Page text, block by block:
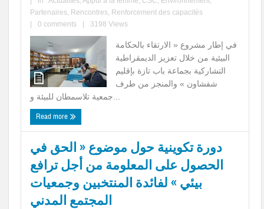
Partenaires, Rencontres, Renforcement des capacités
0 comments 3198 Views
في إطار مشروع « الارتقاء بالحكامة
البيئية من خلال تعزيز الديمقراطية
التشاركية بجماعة باب تازة بإقليم
شفشاون » والمنجز من طرف
Read more
دورة تكوينية حول موضوع « الحق في
الحصول على المعلومة من أجل ترافع
بيئي » لفائدة المنتخبين وجمعيات
المجتمع المدني